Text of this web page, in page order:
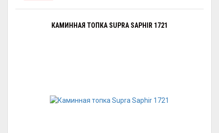
КАМИННАЯ ТОПКА SUPRA SAPHIR 1721